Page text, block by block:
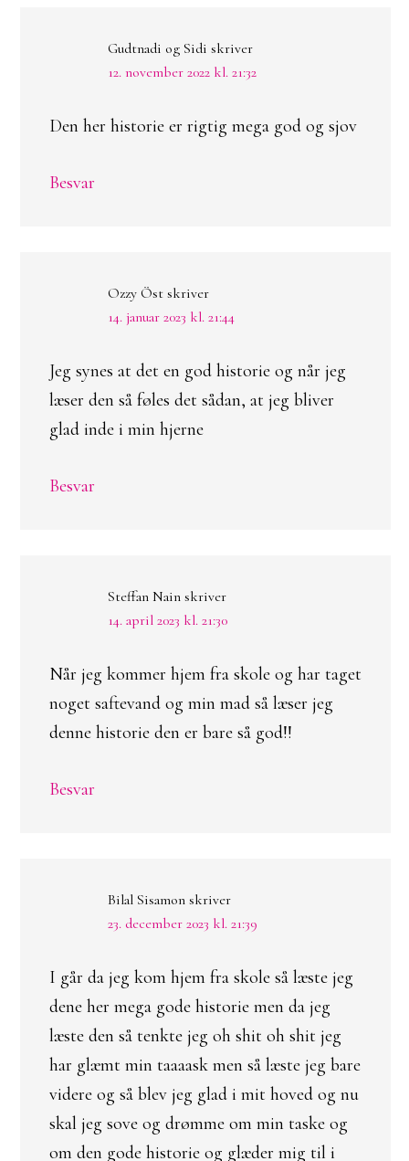
Gudtnadi og Sidi skriver
12. november 2022 kl. 21:32
Den her historie er rigtig mega god og sjov
Besvar
Ozzy Öst skriver
14. januar 2023 kl. 21:44
Jeg synes at det en god historie og når jeg
læser den så føles det sådan, at jeg bliver
glad inde i min hjerne
Besvar
Steffan Nain skriver
14. april 2023 kl. 21:30
Når jeg kommer hjem fra skole og har taget
noget saftevand og min mad så læser jeg
denne historie den er bare så god!!
Besvar
Bilal Sisamon skriver
23. december 2023 kl. 21:39
I går da jeg kom hjem fra skole så læste jeg
dene her mega gode historie men da jeg
læste den så tenkte jeg oh shit oh shit jeg
har glæmt min taaaask men så læste jeg bare
videre og så blev jeg glad i mit hoved og nu
skal jeg sove og drømme om min taske og
om den gode historie og glæder mig til i